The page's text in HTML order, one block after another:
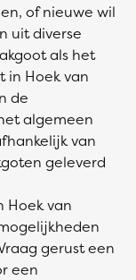
of nieuwe wil
uit diverse
als het
in Hoek van
de
algemeen
van
geleverd
Hoek van
gerust een
een